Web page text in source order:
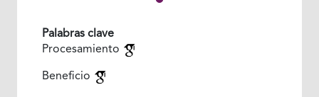
Palabras clave
Procesamiento
Beneficio